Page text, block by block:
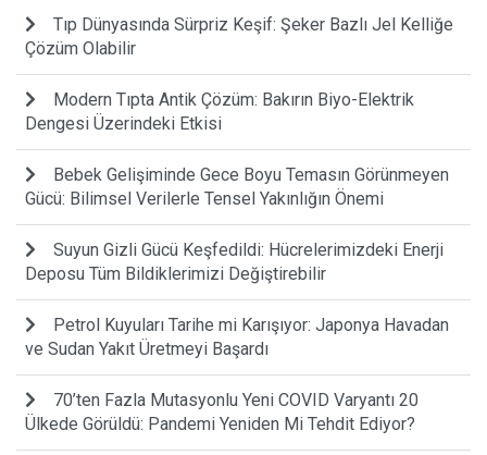
Tıp Dünyasında Sürpriz Keşif: Şeker Bazlı Jel Kelliğe
Çözüm Olabilir
Modern Tıpta Antik Çözüm: Bakırın Biyo-Elektrik
Dengesi Üzerindeki Etkisi
Bebek Gelişiminde Gece Boyu Temasın Görünmeyen
Gücü: Bilimsel Verilerle Tensel Yakınlığın Önemi
Suyun Gizli Gücü Keşfedildi: Hücrelerimizdeki Enerji
Deposu Tüm Bildiklerimizi Değiştirebilir
Petrol Kuyuları Tarihe mi Karışıyor: Japonya Havadan
ve Sudan Yakıt Üretmeyi Başardı
70’ten Fazla Mutasyonlu Yeni COVID Varyantı 20
Ülkede Görüldü: Pandemi Yeniden Mi Tehdit Ediyor?